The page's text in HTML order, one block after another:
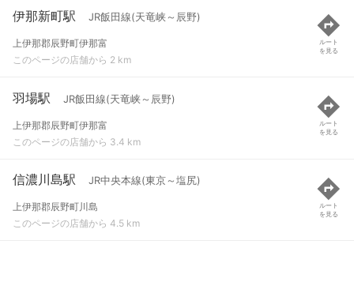
伊那新町駅 JR飯田線(天竜峡～辰野)
上伊那郡辰野町伊那富
このページの店舗から 2 km
ルート
を見る
羽場駅 JR飯田線(天竜峡～辰野)
上伊那郡辰野町伊那富
このページの店舗から 3.4 km
ルート
を見る
信濃川島駅 JR中央本線(東京～塩尻)
上伊那郡辰野町川島
このページの店舗から 4.5 km
ルート
を見る